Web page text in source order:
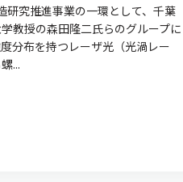
究推進事業の一環として、千葉
教授の森田隆二氏らのグループに
分布を持つレーザ光（光渦レー
...